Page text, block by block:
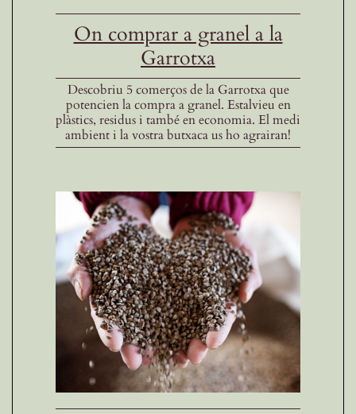
On comprar a granel a la
Garrotxa
Descobriu 5 comerços de la Garrotxa que
potencien la compra a granel. Estalvieu en
plàstics, residus i també en economia. El medi
ambient i la vostra butxaca us ho agrairan!